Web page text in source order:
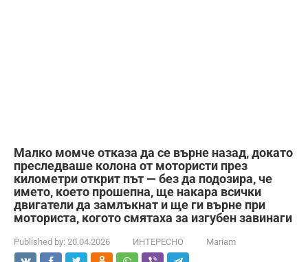
Малко момче отказа да се върне назад, докато
преследваше колона от мотористи през
километри открит път — без да подозира, че
името, което прошепна, ще накара всички
двигатели да замлъкнат и ще ги върне при
моториста, когото смятаха за изгубен завинаги
Published by: 20.04.2026 ИНТЕРЕСНО Mariam